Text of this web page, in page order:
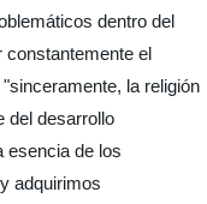
dentro del
constantemente el
la religión
del desarrollo
esencia de los
adquirimos